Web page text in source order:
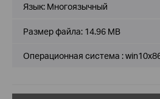
Язык: Многоязычный
Размер файла: 14.96 MB
Операционная система :